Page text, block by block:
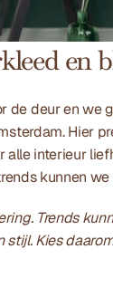
en
deur en we
Hier
interieur
kunnen
Trends
Kies